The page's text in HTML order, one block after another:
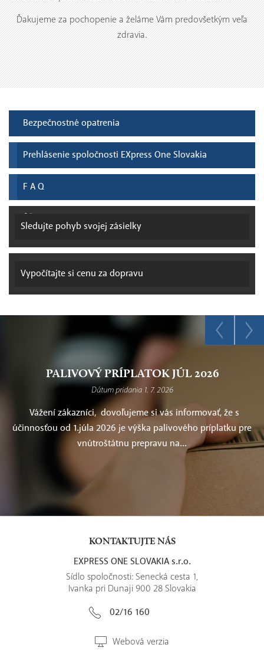
Ďakujeme za pochopenie a želáme Vám predovšetkým veľa
zdravia.
Bezpečnostné opatrenia
Prehlásenie spoločnosti EXpress One Slovakia
F A Q
Sledujte pohybsvojej zásielky
Vypočítajte si cenu za dopravu
PALIVOVÝ PRÍPLATOK JÚL 2026
Dátum pridania 1. 7. 2026
Vážení zákazníci, dovoľujeme si vás informovať, že s
účinnosťou od 1.júla 2026 je výška palivového príplatku pre
vnútroštátnu prepravu na...
KONTAKTUJTE NÁS
EXPRESS ONE SLOVAKIA s.r.o.
Sídlo spoločnosti: Senecká cesta 1,
Ivanka pri Dunaji 900 28 Slovakia
02/16 160
Webová verzia